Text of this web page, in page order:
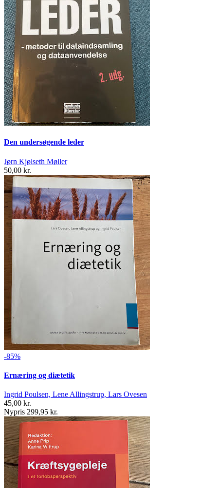
Den undersøgende leder
Jørn Kjølseth Møller
50,00 kr.
-85%
Ernæring og diætetik
Ingrid Poulsen, Lene Allingstrup, Lars Ovesen
45,00 kr.
Nypris 299,95 kr.